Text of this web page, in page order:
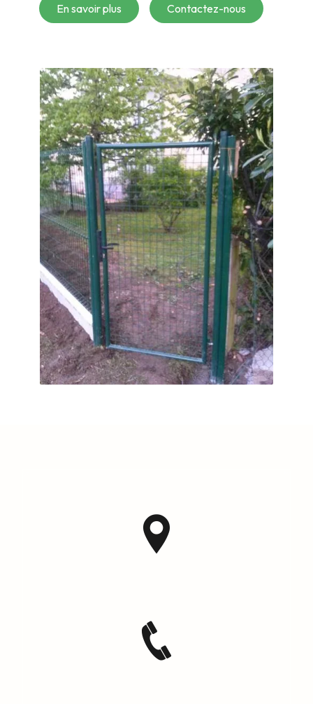
En savoir plus Contactez-nous